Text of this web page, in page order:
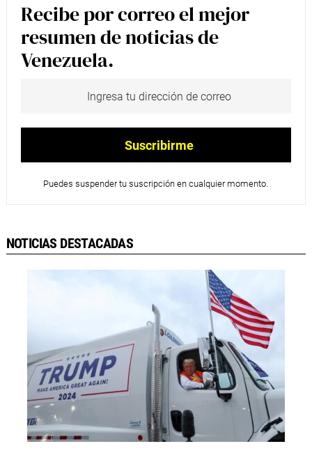
Recibe por correo el mejor
resumen de noticias de
Venezuela.
Puedes suspender tu suscripción en cualquier momento.
NOTICIAS DESTACADAS